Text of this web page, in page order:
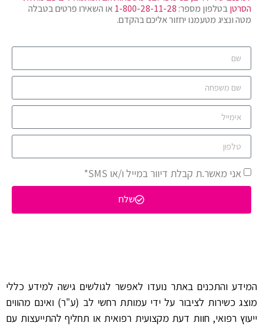
הסרטןבטלפון מספר:1-800-28-11-28או השאירו פרטים בטבלה
מטה ונציג מטעמנו יחזור אליכם בהקדם.
אני מאשר.ת קבלת דיוור במייל ו/או SMS*
שלח
המידע והתכנים באתר נועדו לאפשר לגולשים גישה למידע כללי
מוצג כשירות לציבור על ידי עמותת רחשי לב (ע"ר) ואינם מהווים
ייעוץ רפואי, חוות דעת מקצועית רפואית או תחליף להתייעצות עם